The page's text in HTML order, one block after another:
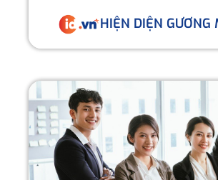
HIỆN DIỆN GƯƠNG